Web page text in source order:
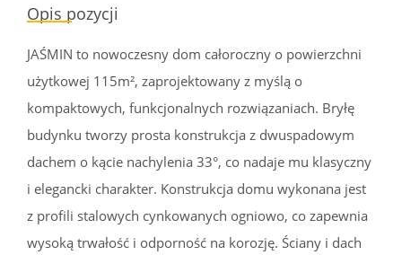
Opis pozycji
JAŚMIN to nowoczesny dom całoroczny o powierzchni
użytkowej 115m², zaprojektowany z myślą o
kompaktowych, funkcjonalnych rozwiązaniach. Bryłę
budynku tworzy prosta konstrukcja z dwuspadowym
dachem o kącie nachylenia 33°, co nadaje mu klasyczny
i elegancki charakter. Konstrukcja domu wykonana jest
z profili stalowych cynkowanych ogniowo, co zapewnia
wysoką trwałość i odporność na korozję. Ściany i dach